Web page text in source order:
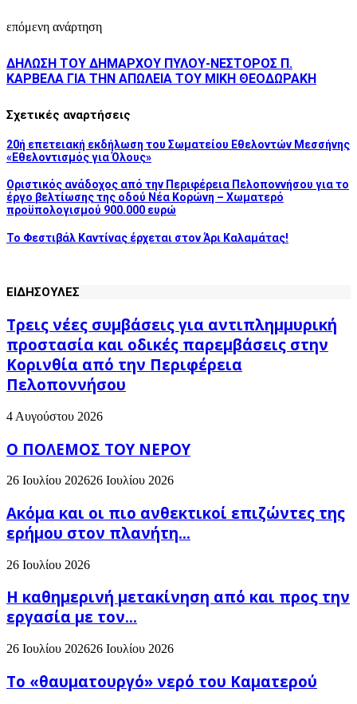
επόμενη ανάρτηση
ΔΗΛΩΣΗ ΤΟΥ ΔΗΜΑΡΧΟΥ ΠΥΛΟΥ-ΝΕΣΤΟΡΟΣ Π.
ΚΑΡΒΕΛΑ ΓΙΑ ΤΗΝ ΑΠΩΛΕΙΑ ΤΟΥ ΜΙΚΗ ΘΕΟΔΩΡΑΚΗ
Σχετικές αναρτήσεις
20ή επετειακή εκδήλωση του Σωματείου Εθελοντών Μεσσήνης
«Εθελοντισμός για Όλους»
Οριστικός ανάδοχος από την Περιφέρεια Πελοποννήσου για το
έργο βελτίωσης της οδού Νέα Κορώνη – Χωματερό
προϋπολογισμού 900.000 ευρώ
Το Φεστιβάλ Καντίνας έρχεται στον Άρι Καλαμάτας!
ΕΙΔΗΣΟΥΛΕΣ
Τρεις νέες συμβάσεις για αντιπλημμυρική
προστασία και οδικές παρεμβάσεις στην
Κορινθία από την Περιφέρεια
Πελοποννήσου
4 Αυγούστου 2026
Ο ΠΟΛΕΜΟΣ ΤΟΥ ΝΕΡΟΥ
26 Ιουλίου 202626 Ιουλίου 2026
Ακόμα και οι πιο ανθεκτικοί επιζώντες της
ερήμου στον πλανήτη...
26 Ιουλίου 2026
H καθημερινή μετακίνηση από και προς την
εργασία με τον...
26 Ιουλίου 202626 Ιουλίου 2026
Το «θαυματουργό» νερό του Καματερού